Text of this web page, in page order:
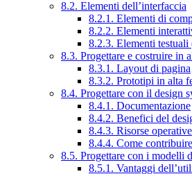
8.2. Elementi dell’interfaccia
8.2.1. Elementi di
8.2.2. Elementi
8.2.3. Elementi testuali
8.3. Progettare e costruire in
8.3.1. Layout di pagina
8.3.2. Prototipi in alta
8.4. Progettare con il design
8.4.1. Documentazione
8.4.2. Benefici del
8.4.3. Risorse operative
8.4.4. Come
8.5. Progettare con i modelli
8.5.1. Vantaggi